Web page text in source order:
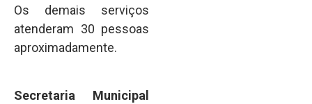
Os demais serviços
atenderam 30 pessoas
aproximadamente.
Secretaria Municipal